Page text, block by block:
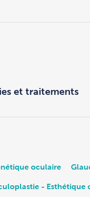
et traitements
oculaire
- Esthétique